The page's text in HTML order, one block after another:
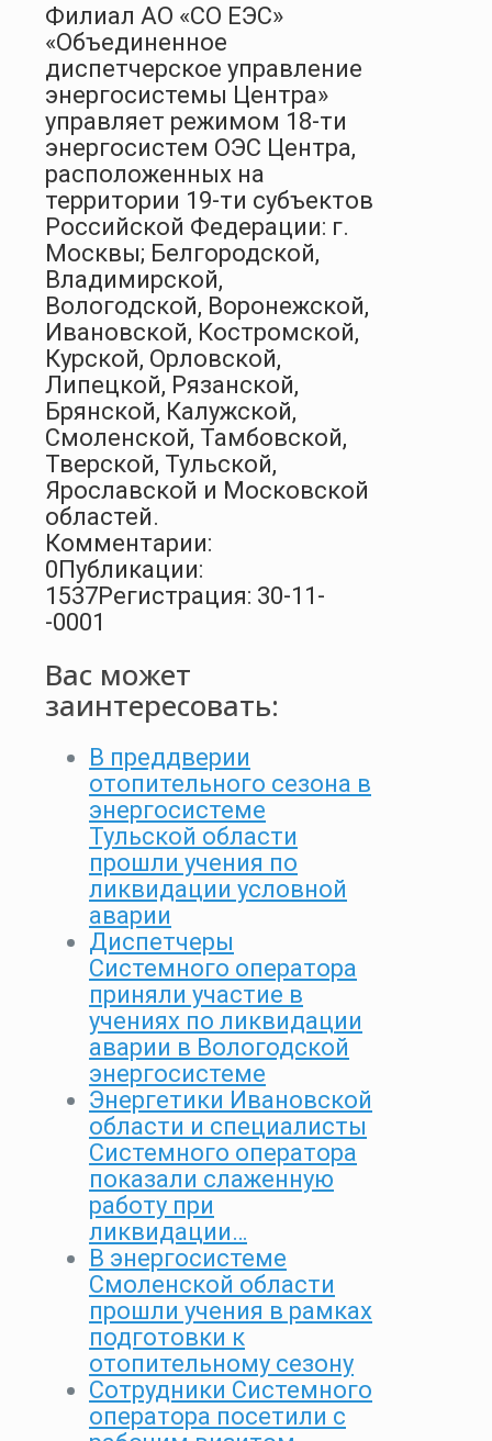
Филиал АО «СО ЕЭС»
«Объединенное
диспетчерское управление
энергосистемы Центра»
управляет режимом 18-ти
энергосистем ОЭС Центра,
расположенных на
территории 19-ти субъектов
Российской Федерации: г.
Москвы; Белгородской,
Владимирской,
Вологодской, Воронежской,
Ивановской, Костромской,
Курской, Орловской,
Липецкой, Рязанской,
Брянской, Калужской,
Смоленской, Тамбовской,
Тверской, Тульской,
Ярославской и Московской
областей.
Комментарии:
0Публикации:
1537Регистрация: 30-11-
-0001
Вас может
заинтересовать:
В преддверии
отопительного сезона в
энергосистеме
Тульской области
прошли учения по
ликвидации условной
аварии
Диспетчеры
Системного оператора
приняли участие в
учениях по ликвидации
аварии в Вологодской
энергосистеме
Энергетики Ивановской
области и специалисты
Системного оператора
показали слаженную
работу при
ликвидации…
В энергосистеме
Смоленской области
прошли учения в рамках
подготовки к
отопительному сезону
Сотрудники Системного
оператора посетили с